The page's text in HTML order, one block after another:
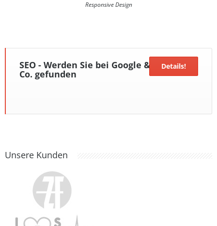
Responsive Design
SEO - Werden Sie bei Google &
Co. gefunden
Details!
Unsere Kunden